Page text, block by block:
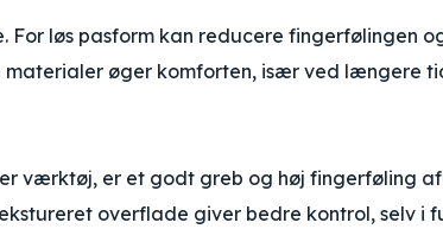
For løs pasform kan reducere fingerfølingen
øger komforten, især ved længere
værktøj, er et godt greb og høj fingerføling
overflade giver bedre kontrol, selv i